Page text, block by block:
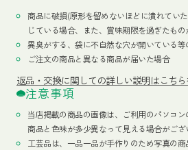
商品に破損(原形を留めないほどに潰れてい
じている場合、また、賞味期限を過ぎたも
異臭がする、袋に不自然な穴が開いている等
ご注文の商品と異なる商品が届いた場合
返品・交換に関しての詳しい説明はこちら
注意事項
当店掲載の商品の画像は、ご利用のパソコ
商品と色味が多少異なって見える場合がござ
工芸品は、一品一品が手作りのため写真の